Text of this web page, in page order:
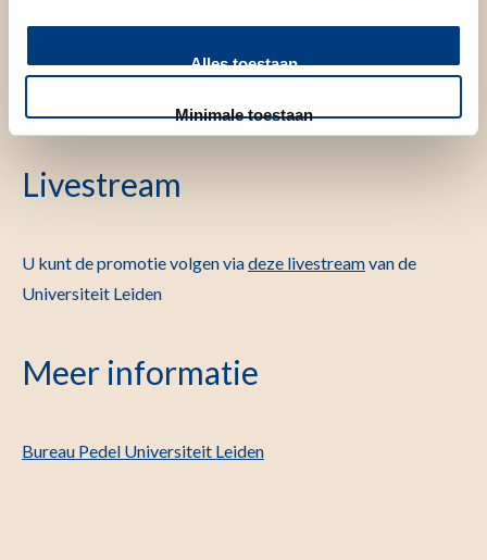
Alles toestaan
Minimale toestaan
Prof.dr. C.L.Harteveld
Livestream
U kunt de promotie volgen viadeze livestreamvan de
Universiteit Leiden
Meer informatie
Bureau Pedel Universiteit Leiden